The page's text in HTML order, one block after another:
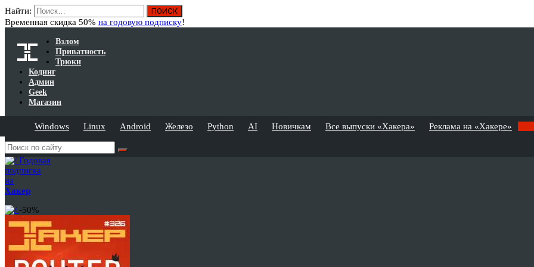
Найти:
Временная скидка 50% на годовую подписку!
Взлом
Приватность
Трюки
Кодинг
Админ
Geek
Магазин
Windows Linux Android Железо Python AI Новичкам Все выпуски «Хакера» Реклама на «Хакере»
Годовая
подписка
на
Хакер
-50%